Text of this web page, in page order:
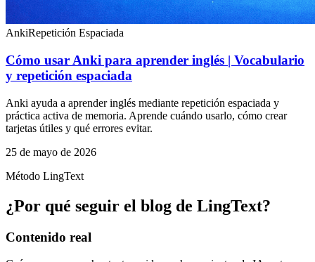
AnkiRepetición Espaciada
Cómo usar Anki para aprender inglés | Vocabulario
y repetición espaciada
Anki ayuda a aprender inglés mediante repetición espaciada y
práctica activa de memoria. Aprende cuándo usarlo, cómo crear
tarjetas útiles y qué errores evitar.
25 de mayo de 2026
Método LingText
¿Por qué seguir el blog de LingText?
Contenido real